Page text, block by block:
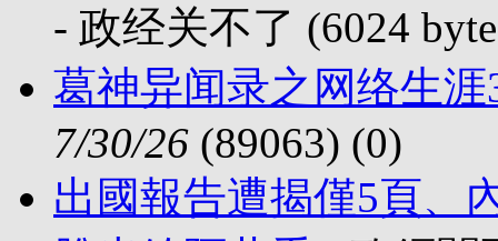
- 政经关不了 (6024
葛神异闻录之网络生
7/30/26 (89063) (0)
出國報告遭揭僅5頁、